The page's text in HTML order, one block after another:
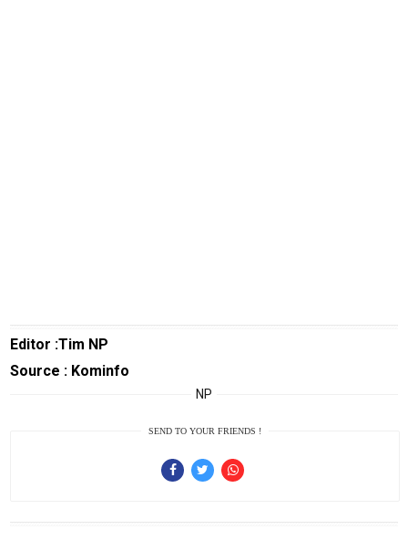
Editor :Tim NP
Source : Kominfo
NP
SEND TO YOUR FRIENDS !